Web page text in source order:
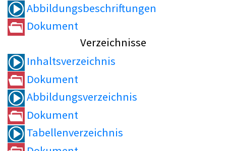
Abbildungsbeschriftungen
Dokument
Verzeichnisse
Inhaltsverzeichnis
Dokument
Abbildungsverzeichnis
Dokument
Tabellenverzeichnis